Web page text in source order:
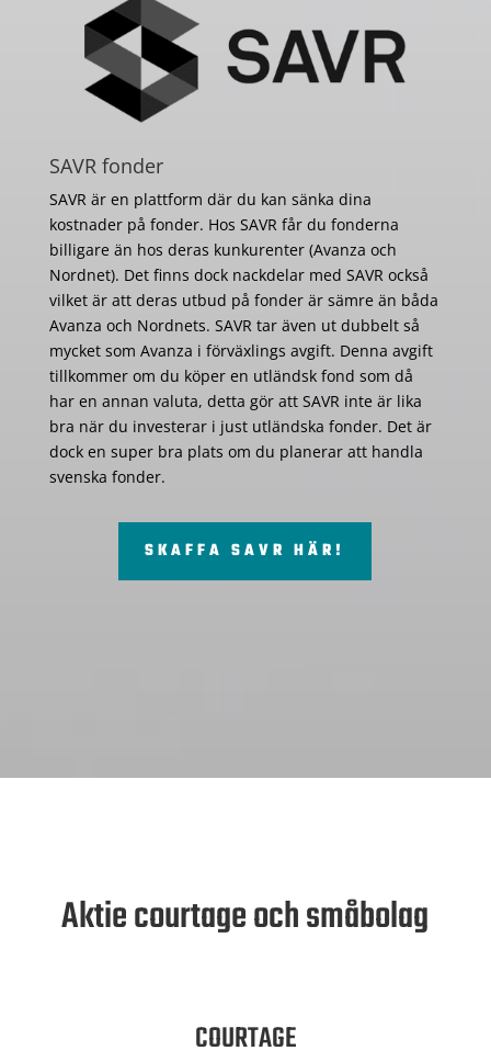
SAVR fonder
SAVR är en plattform där du kan sänka dina
kostnader på fonder. Hos SAVR får du fonderna
billigare än hos deras kunkurenter (Avanza och
Nordnet). Det finns dock nackdelar med SAVR också
vilket är att deras utbud på fonder är sämre än båda
Avanza och Nordnets. SAVR tar även ut dubbelt så
mycket som Avanza i förväxlings avgift. Denna avgift
tillkommer om du köper en utländsk fond som då
har en annan valuta, detta gör att SAVR inte är lika
bra när du investerar i just utländska fonder. Det är
dock en super bra plats om du planerar att handla
svenska fonder.
SKAFFA SAVR HÄR!
Aktie courtage och småbolag
COURTAGE